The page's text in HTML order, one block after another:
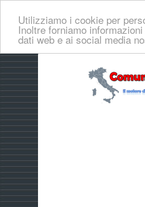
Utilizziamo i cookie per
Inoltre forniamo
dati web e ai social media